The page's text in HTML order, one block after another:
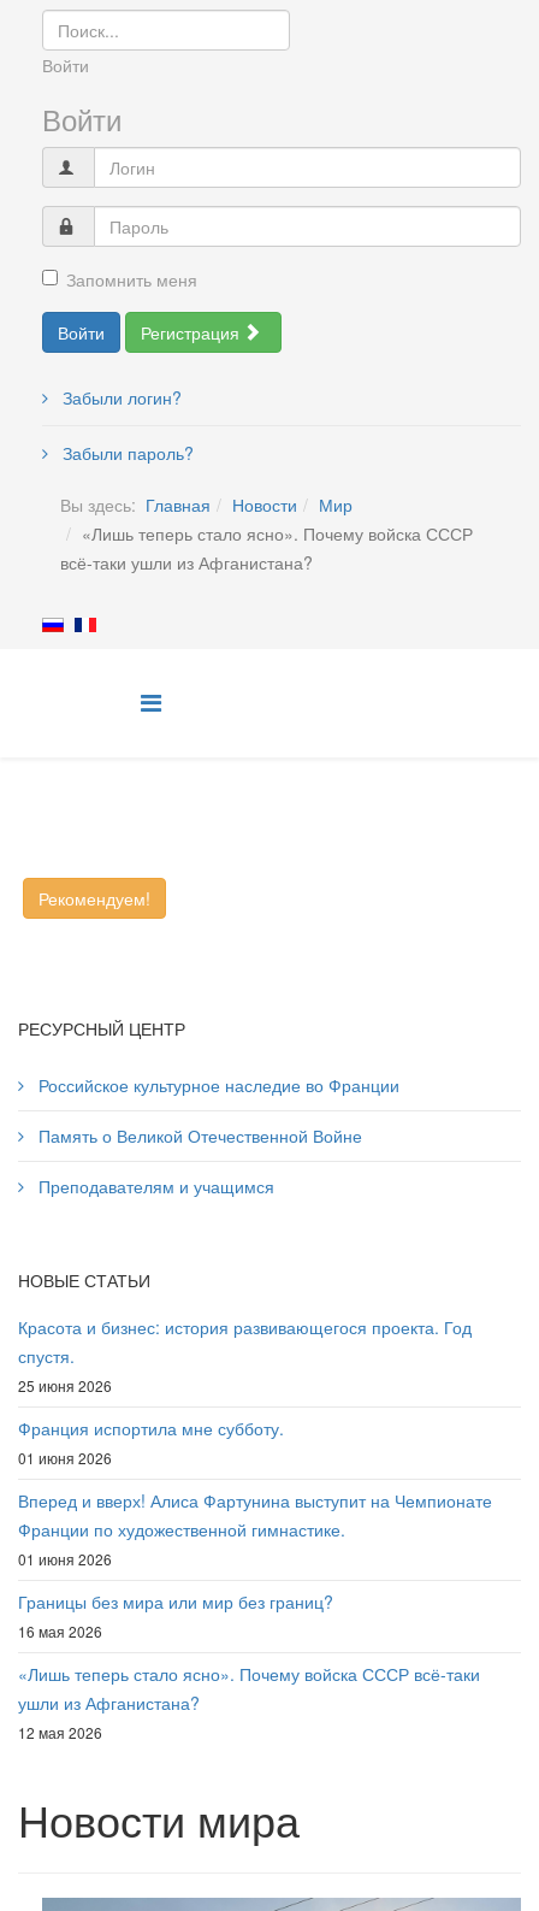
Войти
Войти
Запомнить меня
Войти Регистрация
Забыли логин?
Забыли пароль?
Вы здесь: Главная Новости
Мир
«Лишь теперь стало ясно». Почему войска СССР
всё-таки ушли из Афганистана?
Рекомендуем!
РЕСУРСНЫЙ ЦЕНТР
Российское культурное наследие во Франции
Память о Великой Отечественной Войне
Преподавателям и учащимся
НОВЫЕ СТАТЬИ
Красота и бизнес: история развивающегося проекта. Год
спустя.
25 июня 2026
Франция испортила мне субботу.
01 июня 2026
Вперед и вверх! Алиса Фартунина выступит на Чемпионате
Франции по художественной гимнастике.
01 июня 2026
Границы без мира или мир без границ?
16 мая 2026
«Лишь теперь стало ясно». Почему войска СССР всё-таки
ушли из Афганистана?
12 мая 2026
Новости мира